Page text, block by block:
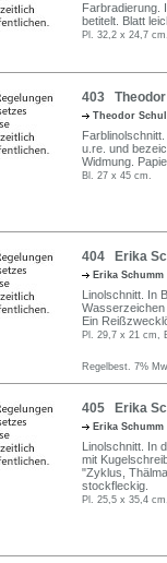
Farbradierung.
betitelt. Blatt
Pl. 32,2 x 24,7
403 Theodor
Theodor
u.re. und
Widmung.
Bl. 27 x 45 cm.
404 Erika
Erika Schumm
Linolschnitt. In
Ein
Pl. 29,7 x 21 cm,
Regelbest. 7%
405 Erika
Erika Schumm
Linolschnitt. In
mit
"Zyklus,
stockfleckig.
Pl. 25,5 x 35,4